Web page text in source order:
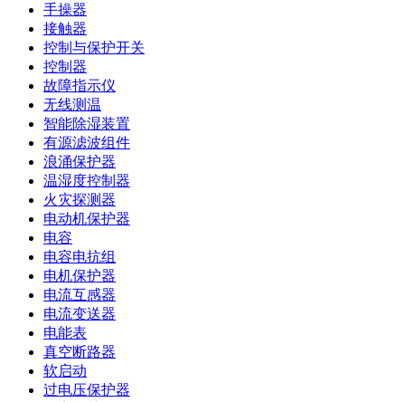
手操器
接触器
控制与保护开关
控制器
故障指示仪
无线测温
智能除湿装置
有源滤波组件
浪涌保护器
温湿度控制器
火灾探测器
电动机保护器
电容
电容电抗组
电机保护器
电流互感器
电流变送器
电能表
真空断路器
软启动
过电压保护器